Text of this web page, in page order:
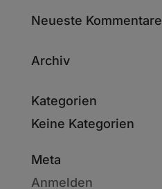
Neueste Kommentare
Archiv
Kategorien
Keine Kategorien
Meta
Anmelden